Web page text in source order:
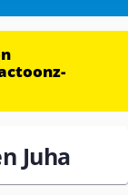
Juha